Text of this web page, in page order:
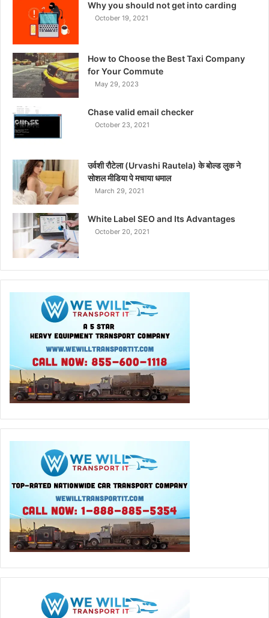
Why you should not get into carding
October 19, 2021
How to Choose the Best Taxi Company
for Your Commute
May 29, 2023
Chase valid email checker
October 23, 2021
उर्वशी रौटेला (Urvashi Rautela) के बोल्ड लुक ने
सोशल मीडिया पे मचाया धमाल
March 29, 2021
White Label SEO and Its Advantages
October 20, 2021